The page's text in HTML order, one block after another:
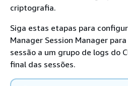
criptografia.
Siga estas etapas para
Manager Session Manager
sessão a um grupo de logs do
final das sessões.